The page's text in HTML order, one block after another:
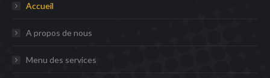
Accueil
A propos de nous
Menu des services